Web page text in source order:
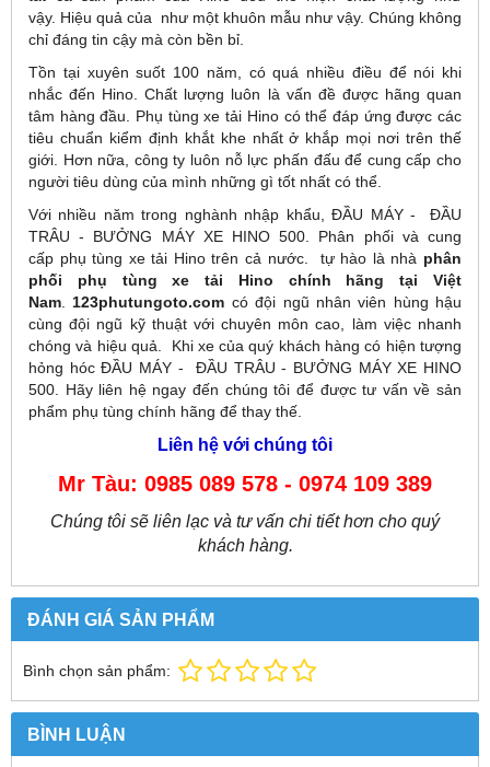
vậy. Hiệu quả của như một khuôn mẫu như vậy. Chúng không
chỉ đáng tin cậy mà còn bền bỉ.
Tồn tại xuyên suốt 100 năm, có quá nhiều điều để nói khi
nhắc đến Hino. Chất lượng luôn là vấn đề được hãng quan
tâm hàng đầu. Phụ tùng xe tải Hino có thể đáp ứng được các
tiêu chuẩn kiểm định khắt khe nhất ở khắp mọi nơi trên thế
giới. Hơn nữa, công ty luôn nỗ lực phấn đấu để cung cấp cho
người tiêu dùng của mình những gì tốt nhất có thể.
Với nhiều năm trong nghành nhập khẩu, ĐẦU MÁY - ĐẦU
TRÂU - BƯỞNG MÁY XE HINO 500. Phân phối và cung
cấp phụ tùng xe tải Hino trên cả nước. tự hào là nhà phân
phối phụ tùng xe tải Hino chính hãng tại Việt
Nam
123phutungoto.com có đội ngũ nhân viên hùng hậu
cùng đội ngũ kỹ thuật với chuyên môn cao, làm việc nhanh
chóng và hiệu quả. Khi xe của quý khách hàng có hiện tượng
hỏng hóc ĐẦU MÁY - ĐẦU TRÂU - BƯỞNG MÁY XE HINO
500. Hãy liên hệ ngay đến chúng tôi để được tư vấn về sản
phẩm phụ tùng chính hãng để thay thế.
Liên hệ với chúng tôi
Mr Tàu: 0985 089 578 - 0974 109 389
Chúng tôi sẽ liên lạc và tư vấn chi tiết hơn cho quý
khách hàng.
ĐÁNH GIÁ SẢN PHẨM
Bình chọn sản phẩm:
BÌNH LUẬN